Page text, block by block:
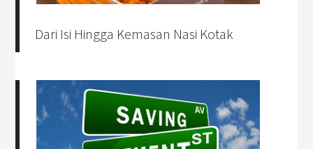
Dari Isi Hingga Kemasan Nasi Kotak